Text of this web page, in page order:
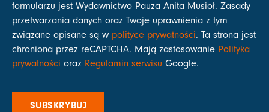
formularzu jest Wydawnictwo Pauza Anita Musioł. Zasady
przetwarzania danych oraz Twoje uprawnienia z tym
związane opisane są w polityce prywatności. Ta strona jest
chroniona przez reCAPTCHA. Mają zastosowanie Polityka
prywatności oraz Regulamin serwisu Google.
SUBSKRYBUJ